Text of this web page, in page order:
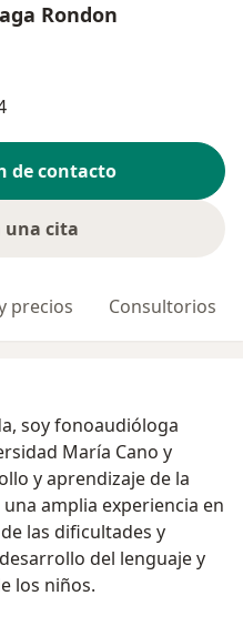
Rondon
de contacto
una cita
precios Consultorios
soy fonoaudióloga
María Cano y
y aprendizaje de la
amplia experiencia en
las dificultades y
del lenguaje y
los niños.